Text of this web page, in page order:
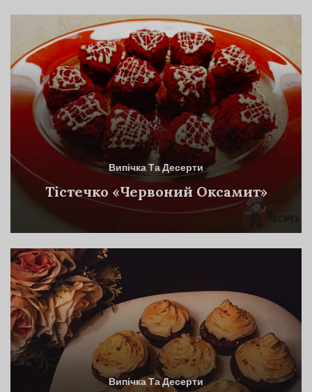
Випічка Та Десерти
Тістечко «Червоний Оксамит»
Випічка Та Десерти